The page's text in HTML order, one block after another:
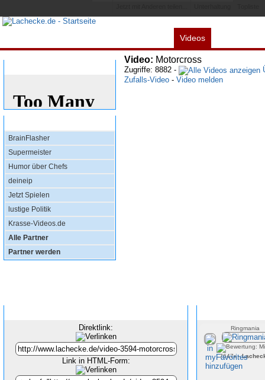
Videos
BrainFlasher
Supermeister
Humor über Chefs
deineip
Jetzt Spielen
lustige Politik
Krasse-Videos.de
Alle Partner
Partner werden
Video: Motorcross
Zugriffe: 8882 -
Zufalls-Video - Video melden
Ringmania
7647x -
Direktlink:
Link in HTML-Form: